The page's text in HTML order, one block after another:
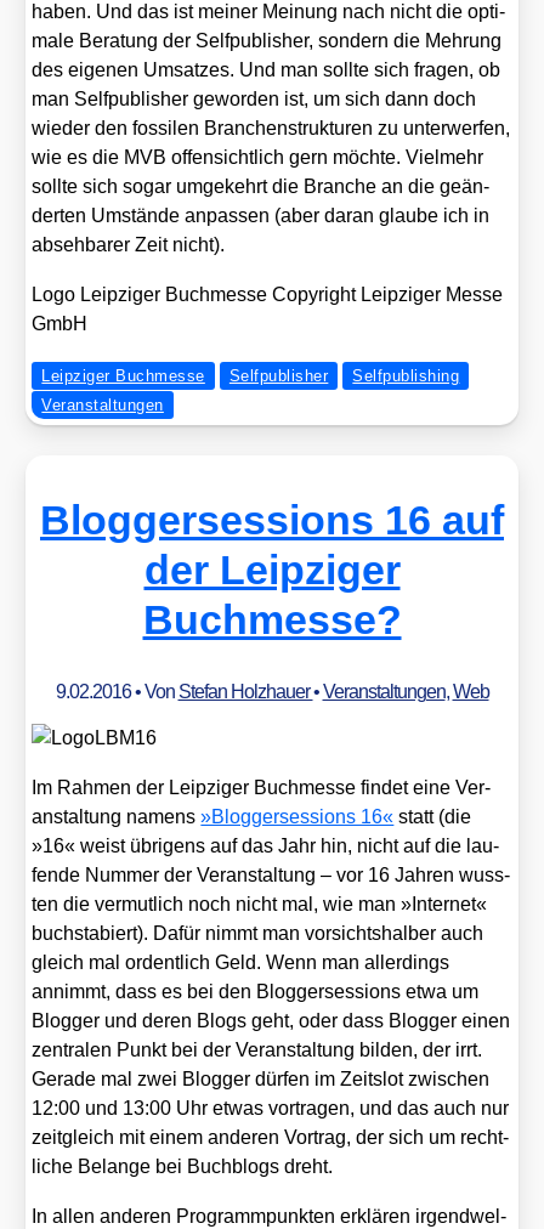
haben. Und das ist mei­ner Mei­nung nach nicht die opti­
ma­le Bera­tung der Self­pu­blisher, son­dern die Meh­rung
des eige­nen Umsat­zes. Und man soll­te sich fra­gen, ob
man Self­pu­blisher gewor­den ist, um sich dann doch
wie­der den fos­si­len Bran­chen­struk­tu­ren zu unter­wer­fen,
wie es die MVB offen­sicht­lich gern möch­te. Viel­mehr
soll­te sich sogar umge­kehrt die Bran­che an die geän­
der­ten Umstän­de anpas­sen (aber dar­an glau­be ich in
abseh­ba­rer Zeit nicht).
Logo Leip­zi­ger Buch­mes­se Copy­right Leip­zi­ger Mes­se
GmbH
Leipziger Buchmesse Selfpublisher
Selfpublishing
Veranstaltungen
Bloggersessions 16 auf
der Leipziger
Buchmesse?
9.02.2016• Von Stefan Holzhauer•Veranstaltungen,Web
Im Rah­men der Leip­zi­ger Buch­mes­se fin­det eine Ver­
an­stal­tung namens»Blog­ger­ses­si­ons 16« statt (die
»16« weist übri­gens auf das Jahr hin, nicht auf die lau­
fen­de Num­mer der Ver­an­stal­tung – vor 16 Jah­ren wuss­
ten die ver­mut­lich noch nicht mal, wie man »Inter­net«
buch­sta­biert). Dafür nimmt man vor­sichts­hal­ber auch
gleich mal ordent­lich Geld. Wenn man aller­dings
annimmt, dass es bei den Blog­ger­ses­si­ons etwa um
Blog­ger und deren Blogs geht, oder dass Blog­ger einen
zen­tra­len Punkt bei der Ver­an­stal­tung bil­den, der irrt.
Gera­de mal zwei Blog­ger dür­fen im Zeit­slot zwi­schen
12:00 und 13:00 Uhr etwas vor­tra­gen, und das auch nur
zeit­gleich mit einem ande­ren Vor­trag, der sich um recht­
li­che Belan­ge bei Buch­blogs dreht.
In allen ande­ren Pro­gramm­punk­ten erklä­ren irgend­wel­